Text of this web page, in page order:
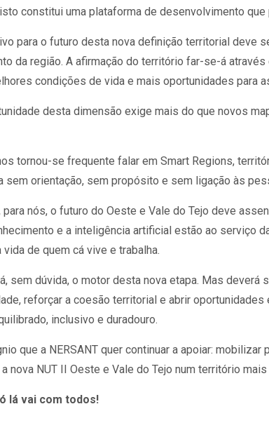
constitui uma plataforma de desenvolvimento
para o futuro desta nova definição territorial deve
da região. A afirmação do território far-se-á
condições de vida e mais oportunidades para
desta dimensão exige mais do que novos
tornou-se frequente falar em Smart Regions,
sem orientação, sem propósito e sem ligação às
para nós, o futuro do Oeste e Vale do Tejo deve
e a inteligência artificial estão ao serviço
de quem cá vive e trabalha.
sem dúvida, o motor desta nova etapa. Mas
reforçar a coesão territorial e abrir
inclusivo e duradouro.
que a NERSANT quer continuar a apoiar:
nova NUT II Oeste e Vale do Tejo num território
lá vai com todos!